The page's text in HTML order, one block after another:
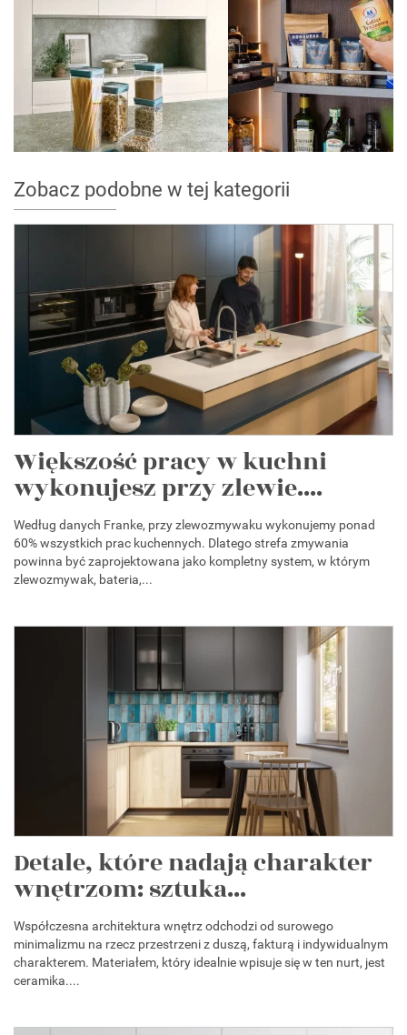
Zobacz podobne w tej kategorii
Większość pracy w kuchni
wykonujesz przy zlewie....
Według danych Franke, przy zlewozmywaku wykonujemy ponad
60% wszystkich prac kuchennych. Dlatego strefa zmywania
powinna być zaprojektowana jako kompletny system, w którym
zlewozmywak, bateria,...
Detale, które nadają charakter
wnętrzom: sztuka...
Współczesna architektura wnętrz odchodzi od surowego
minimalizmu na rzecz przestrzeni z duszą, fakturą i indywidualnym
charakterem. Materiałem, który idealnie wpisuje się w ten nurt, jest
ceramika....